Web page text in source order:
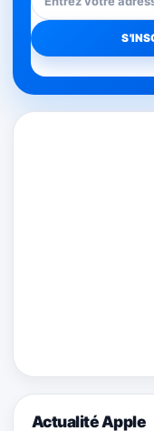
Actualité Apple